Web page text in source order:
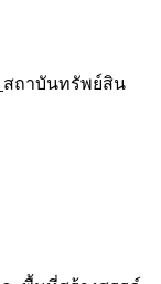
สถาบันทรัพย์สิน